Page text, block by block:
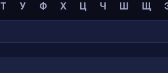
Т У Ф Х Ц Ч Ш Щ